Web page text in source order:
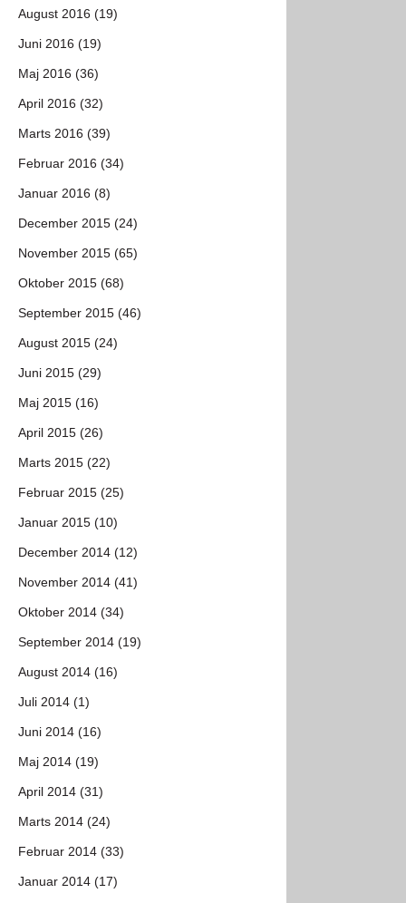
August 2016 (19)
Juni 2016 (19)
Maj 2016 (36)
April 2016 (32)
Marts 2016 (39)
Februar 2016 (34)
Januar 2016 (8)
December 2015 (24)
November 2015 (65)
Oktober 2015 (68)
September 2015 (46)
August 2015 (24)
Juni 2015 (29)
Maj 2015 (16)
April 2015 (26)
Marts 2015 (22)
Februar 2015 (25)
Januar 2015 (10)
December 2014 (12)
November 2014 (41)
Oktober 2014 (34)
September 2014 (19)
August 2014 (16)
Juli 2014 (1)
Juni 2014 (16)
Maj 2014 (19)
April 2014 (31)
Marts 2014 (24)
Februar 2014 (33)
Januar 2014 (17)